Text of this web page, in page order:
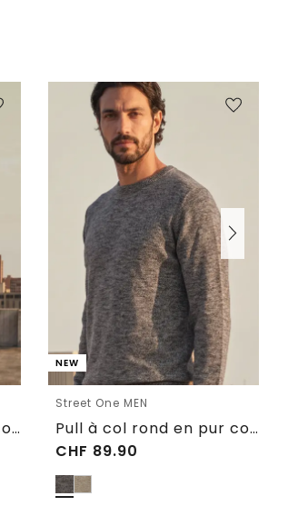
Pull à col rond en pur coton
NEW
Street One MEN
Pull à col rond en pur coton
CHF 89.90